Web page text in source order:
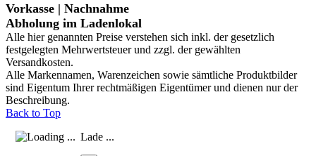
Vorkasse | Nachnahme
Abholung im Ladenlokal
Alle hier genannten Preise verstehen sich inkl. der gesetzlich
festgelegten Mehrwertsteuer und zzgl. der gewählten
Versandkosten.
Alle Markennamen, Warenzeichen sowie sämtliche Produktbilder
sind Eigentum Ihrer rechtmäßigen Eigentümer und dienen nur der
Beschreibung.
Back to Top
Lade ...